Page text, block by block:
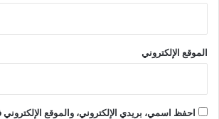
الموقع الإلكتروني
احفظ اسمي، بريدي الإلكتروني، والموقع